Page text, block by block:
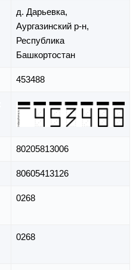
д. Дарьевка,
Аургазинский р-н,
Республика
Башкортостан
453488
80205813006
80605413126
0268
0268